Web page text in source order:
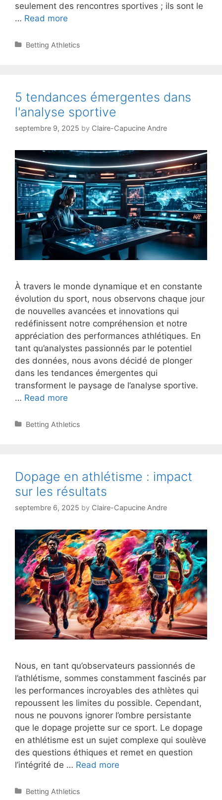
seulement des rencontres sportives ; ils sont le
… Read more
monde
observations
Categories
Betting Athletics
5 tendances émergentes dans
l'analyse sportive
septembre 9, 2025 by Claire-Capucine Andre
À travers le monde dynamique et en constante
évolution du sport, nous observons chaque jour
de nouvelles avancées et innovations qui
redéfinissent notre compréhension et notre
appréciation des performances athlétiques. En
tant qu’analystes passionnés par le potentiel
des données, nous avons décidé de plonger
dans les tendances émergentes qui
transforment le paysage de l’analyse sportive.
… Read more
émergentes
Categories
Betting Athletics
Dopage en athlétisme : impact
sur les résultats
septembre 6, 2025 by Claire-Capucine Andre
Nous, en tant qu’observateurs passionnés de
l’athlétisme, sommes constamment fascinés par
les performances incroyables des athlètes qui
repoussent les limites du possible. Cependant,
nous ne pouvons ignorer l’ombre persistante
que le dopage projette sur ce sport. Le dopage
en athlétisme est un sujet complexe qui soulève
des questions éthiques et remet en question
l’intégrité de … Read more
Categories
Betting Athletics